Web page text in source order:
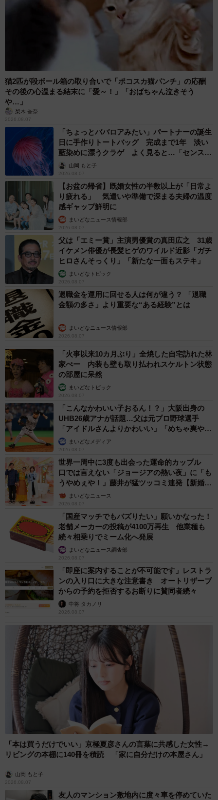
猫2匹が段ボール箱の取り合いで「ポコスカ猫パンチ」の応酬
その後の心温まる結末に「愛～！」「おばちゃん泣きそう
や…」
梨木 香奈
2026.08.07
「ちょっとババロアみたい」パートナーの誕生
日に手作りトートバッグ 完成まで1年 淡い
藍染めに漂うクラゲ よく見ると…「センスす
ごい」山岡 もと子
2026.08.07
【お盆の帰省】既婚女性の半数以上が「日常よ
り疲れる」 気遣いや準備で深まる夫婦の温度
感ギャップ鮮明に
まいどなニュース情報部
2026.08.07
父は「エミー賞」主演男優賞の真田広之 31歳
イケメン俳優が長髪ヒゲのワイルド近影「ガチ
ヒロさんそっくり」「新たな一面もステキ」
まいどなトピック
2026.08.07
退職金を運用に回せる人は何が違う？ 「退職
金額の多さ」より重要な“ある経験”とは
まいどなニュース情報部
2026.08.07
「火事以来10カ月ぶり」全焼した自宅訪れた林
家ぺー 内装も壁も取り払われスケルトン状態
の部屋に呆然
まいどなトピック
2026.08.07
「こんなかわいい子おるん！？」大阪出身の
UHB26歳アナが話題…父は元プロ野球選手
「アイドルさんよりかわいい」「めちゃ爽や
か」まいどなメディア
2026.08.07
世界一周中に3度も出会った運命的カップル
口では言えない「ジョージアの熱い夜」に「も
うやめぇや！」藤井が猛ツッコミ連発【新婚さ
ん】まいどなニュース
2026.08.07
「国産マッチでもバズりたい」願いかなった！
老舗メーカーの投稿が4100万再生 他業種も
続々相乗りでミーム化へ発展
まいどなニュース調査部
2026.08.07
「即座に案内することが不可能です」レストラ
ンの入り口に大きな注意書き オートリザーブ
からの予約を拒否するお断りに賛同者続々
中将 タカノリ
2026.08.07
「本は買うだけでいい」京極夏彦さんの言葉に共感した女性→
リビングの本棚に140冊を積読 「家に自分だけの本屋さん」
山岡 もと子
2026.08.07
友人のマンション敷地内に度々車を停めていた